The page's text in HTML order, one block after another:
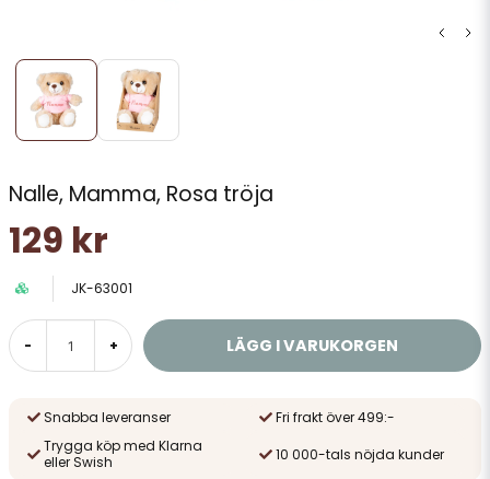
Nalle, Mamma, Rosa tröja
129 kr
JK-63001
- + LÄGG I VARUKORGEN
Snabba leveranser
Fri frakt över 499:-
Trygga köp med Klarna
eller Swish
10 000-tals nöjda kunder